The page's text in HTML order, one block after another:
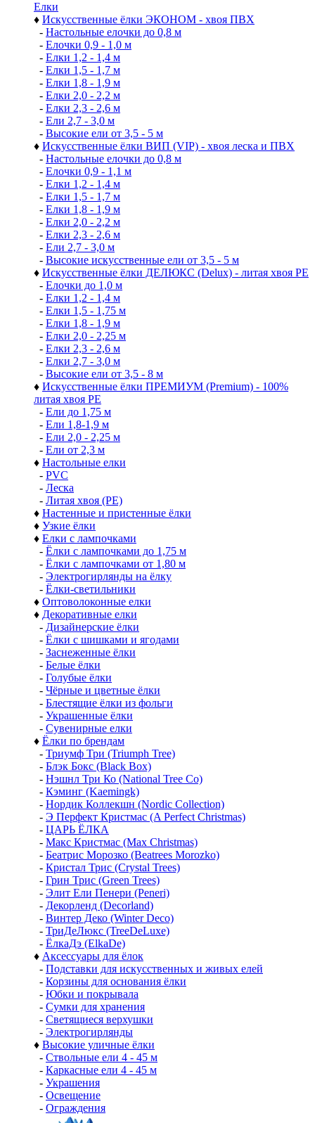
Елки
♦ Искусственные ёлки ЭКОНОМ - хвоя ПВХ
- Настольные елочки до 0,8 м
- Елочки 0,9 - 1,0 м
- Елки 1,2 - 1,4 м
- Елки 1,5 - 1,7 м
- Елки 1,8 - 1,9 м
- Елки 2,0 - 2,2 м
- Елки 2,3 - 2,6 м
- Ели 2,7 - 3,0 м
- Высокие ели от 3,5 - 5 м
♦ Искусственные ёлки ВИП (VIP) - хвоя леска и ПВХ
- Настольные елочки до 0,8 м
- Елочки 0,9 - 1,1 м
- Елки 1,2 - 1,4 м
- Елки 1,5 - 1,7 м
- Елки 1,8 - 1,9 м
- Елки 2,0 - 2,2 м
- Елки 2,3 - 2,6 м
- Ели 2,7 - 3,0 м
- Высокие искусственные ели от 3,5 - 5 м
♦ Искусственные ёлки ДЕЛЮКС (Delux) - литая хвоя РЕ
- Елочки до 1,0 м
- Елки 1,2 - 1,4 м
- Елки 1,5 - 1,75 м
- Елки 1,8 - 1,9 м
- Елки 2,0 - 2,25 м
- Елки 2,3 - 2,6 м
- Елки 2,7 - 3,0 м
- Высокие ели от 3,5 - 8 м
♦ Искусственные ёлки ПРЕМИУМ (Premium) - 100%
литая хвоя РЕ
- Ели до 1,75 м
- Ели 1,8-1,9 м
- Ели 2,0 - 2,25 м
- Ели от 2,3 м
♦ Настольные елки
- PVC
- Леска
- Литая хвоя (РЕ)
♦ Настенные и пристенные ёлки
♦ Узкие ёлки
♦ Елки с лампочками
- Ёлки с лампочками до 1,75 м
- Ёлки с лампочками от 1,80 м
- Электрогирлянды на ёлку
- Ёлки-светильники
♦ Оптоволоконные елки
♦ Декоративные елки
- Дизайнерские ёлки
- Ёлки с шишками и ягодами
- Заснеженные ёлки
- Белые ёлки
- Голубые ёлки
- Чёрные и цветные ёлки
- Блестящие ёлки из фольги
- Украшенные ёлки
- Сувенирные елки
♦ Ёлки по брендам
- Триумф Три (Triumph Tree)
- Блэк Бокс (Black Box)
- Нэшнл Три Ко (National Tree Co)
- Кэминг (Kaemingk)
- Нордик Коллекшн (Nordic Collection)
- Э Перфект Кристмас (A Perfect Christmas)
- ЦАРЬ ЁЛКА
- Макс Кристмас (Max Christmas)
- Беатрис Морозко (Beatrees Morozko)
- Кристал Трис (Crystal Trees)
- Грин Трис (Green Trees)
- Элит Ели Пенери (Peneri)
- Декорленд (Decorland)
- Винтер Деко (Winter Deco)
- ТриДеЛюкс (TreeDeLuxe)
- ЁлкаДэ (ElkaDe)
♦ Аксессуары для ёлок
- Подставки для искусственных и живых елей
- Корзины для основания ёлки
- Юбки и покрывала
- Сумки для хранения
- Светящиеся верхушки
- Электрогирлянды
♦ Высокие уличные ёлки
- Ствольные ели 4 - 45 м
- Каркасные ели 4 - 45 м
- Украшения
- Освещение
- Ограждения